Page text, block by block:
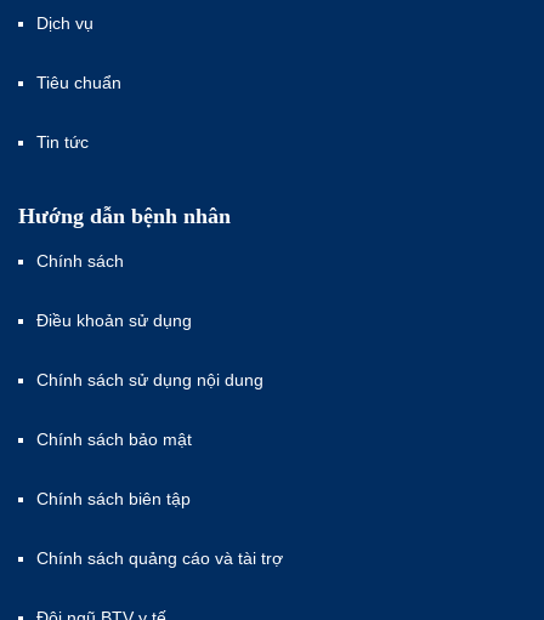
Dịch vụ
Tiêu chuẩn
Tin tức
Hướng dẫn bệnh nhân
Chính sách
Điều khoản sử dụng
Chính sách sử dụng nội dung
Chính sách bảo mật
Chính sách biên tập
Chính sách quảng cáo và tài trợ